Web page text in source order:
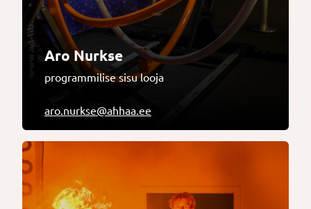
Aro Nurkse
programmilise sisu looja
aro.nurkse@ahhaa.ee